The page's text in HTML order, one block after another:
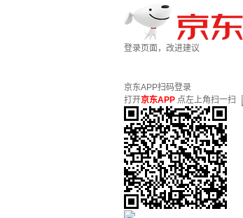
登录页面，改进建议
京东APP扫码登录
打开京东APP 点左上角扫一扫